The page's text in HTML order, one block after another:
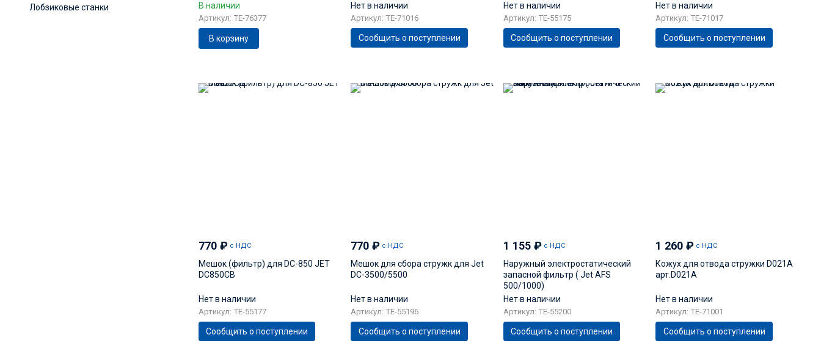
Лобзиковые станки
В наличии
Артикул: TE-76377
В корзину
Нет в наличии
Артикул: TE-71016
Сообщить о поступлении
Нет в наличии
Артикул: TE-55175
Сообщить о поступлении
Нет в наличии
Артикул: TE-71017
Сообщить о поступлении
770 ₽ с НДС
Мешок (фильтр) для DC-850 JET
DC850CB
Нет в наличии
Артикул: TE-55177
Сообщить о поступлении
770₽ с НДС
Мешок для сбора стружк для Jet
DC-3500/5500
Нет в наличии
Артикул: TE-55196
Сообщить о поступлении
1 155 ₽ с НДС
Наружный электростатический
запасной фильтр ( Jet AFS
500/1000)
Нет в наличии
Артикул: TE-55200
Сообщить о поступлении
1 260₽ с НДС
Кожух для отвода стружки D021A
арт.D021A
Нет в наличии
Артикул: TE-71001
Сообщить о поступлении